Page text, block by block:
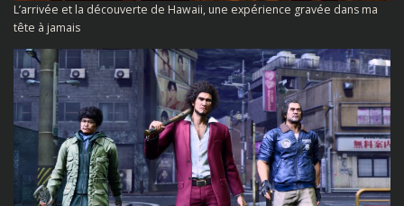
L’arrivée et la découverte de Hawaii, une expérience gravée dans ma
tête à jamais